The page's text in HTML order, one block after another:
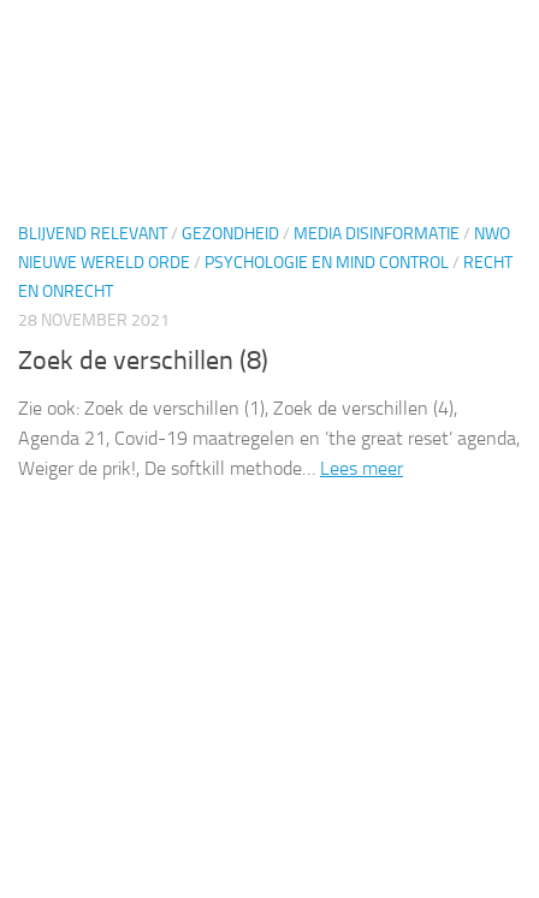
BLIJVEND RELEVANT/ GEZONDHEID/ MEDIA DISINFORMATIE / NWO
NIEUWE WERELD ORDE / PSYCHOLOGIE EN MIND CONTROL/ RECHT
EN ONRECHT
28 NOVEMBER 2021
Zoek de verschillen (8)
Zie ook: Zoek de verschillen (1), Zoek de verschillen (4),
Agenda 21, Covid-19 maatregelen en ’the great reset’ agenda,
Weiger de prik!, De softkill methode… Lees meer